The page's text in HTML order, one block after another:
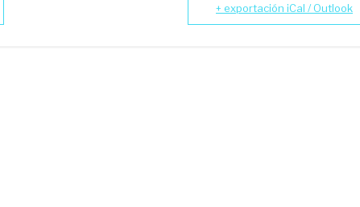
+ exportación iCal / Outlook